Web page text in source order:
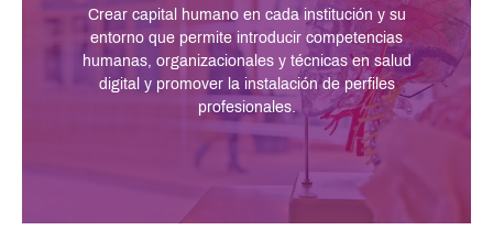
Crear capital humano en cada institución y su
entorno que permite introducir competencias
humanas, organizacionales y técnicas en salud
digital y promover la instalación de perfiles
profesionales.